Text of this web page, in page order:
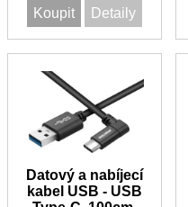
PENTAX, Panasonic,
SONY, OLYMPUS,
Koupit
Detaily
Datový a nabíjecí
kabel USB - USB